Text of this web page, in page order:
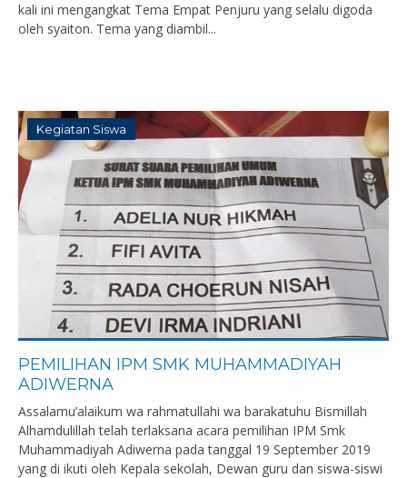
kali ini mengangkat Tema Empat Penjuru yang selalu digoda
oleh syaiton. Tema yang diambil...
Kegiatan Siswa
PEMILIHAN IPM SMK MUHAMMADIYAH
ADIWERNA
Assalamu’alaikum wa rahmatullahi wa barakatuhu Bismillah
Alhamdulillah telah terlaksana acara pemilihan IPM Smk
Muhammadiyah Adiwerna pada tanggal 19 September 2019
yang di ikuti oleh Kepala sekolah, Dewan guru dan siswa-siswi